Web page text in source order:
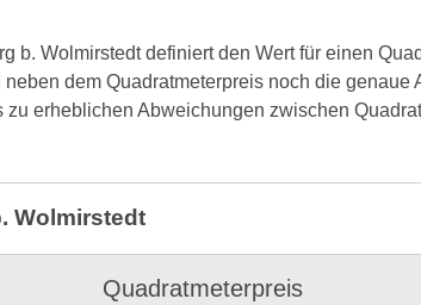
b. Wolmirstedt definiert den Wert für einen
dem Quadratmeterpreis noch die genaue
erheblichen Abweichungen zwischen
Wolmirstedt
Quadratmeterpreis